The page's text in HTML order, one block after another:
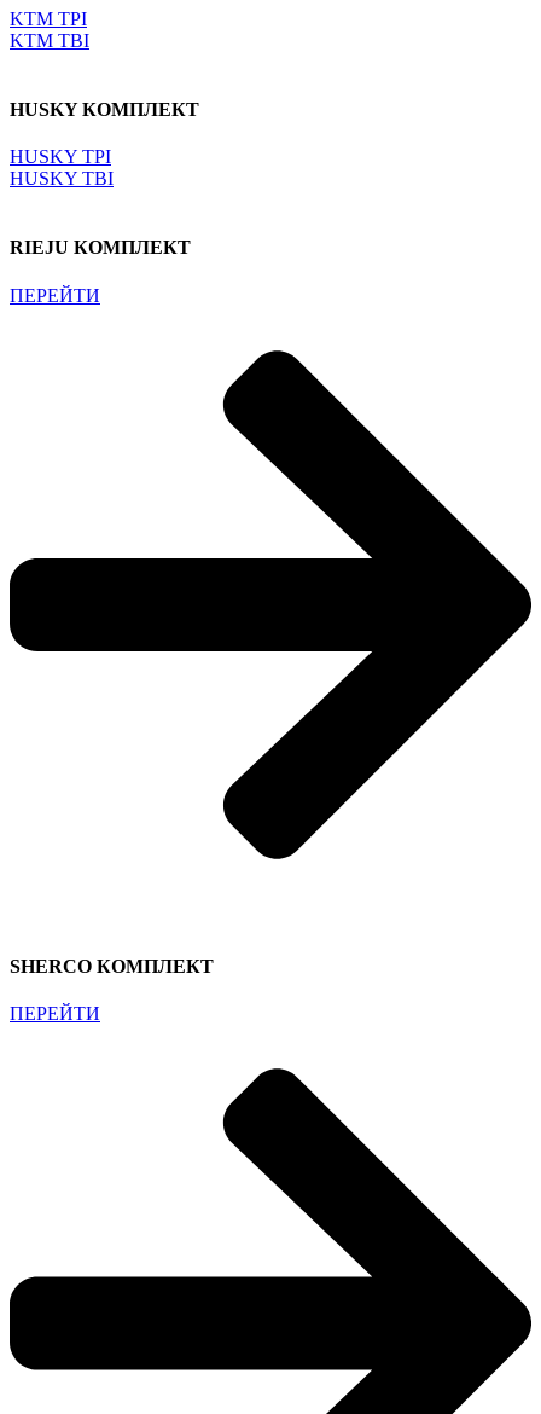
KTM TPI
KTM TBI
HUSKY КОМПЛЕКТ
HUSKY TPI
HUSKY TBI
RIEJU КОМПЛЕКТ
ПЕРЕЙТИ
SHERCO КОМПЛЕКТ
ПЕРЕЙТИ